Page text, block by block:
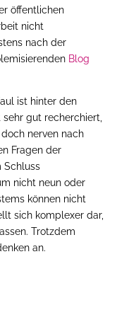
öffentlichen
nicht
nach der
Blog
ist hinter den
gut recherchiert,
nerven nach
Fragen der
Schluss
nicht neun oder
können nicht
sich komplexer dar,
Trotzdem
an.